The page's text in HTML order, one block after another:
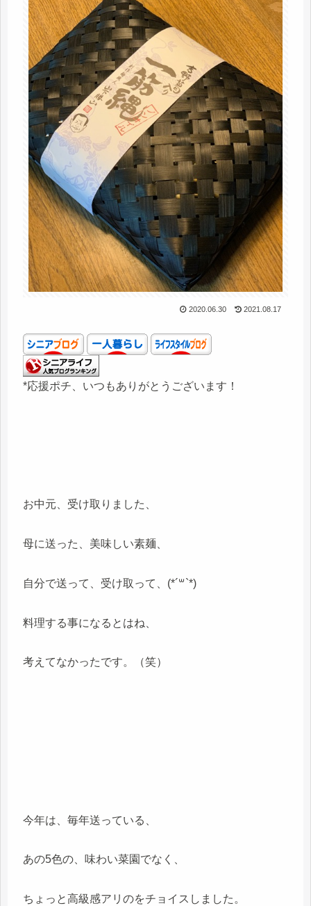
2020.06.30 2021.08.17
*応援ポチ、いつもありがとうございます！
お中元、受け取りました、
母に送った、美味しい素麺、
自分で送って、受け取って、(*´꒳`*)
料理する事になるとはね、
考えてなかったです。（笑）
今年は、毎年送っている、
あの5色の、味わい菜園でなく、
ちょっと高級感アリのをチョイスしました。